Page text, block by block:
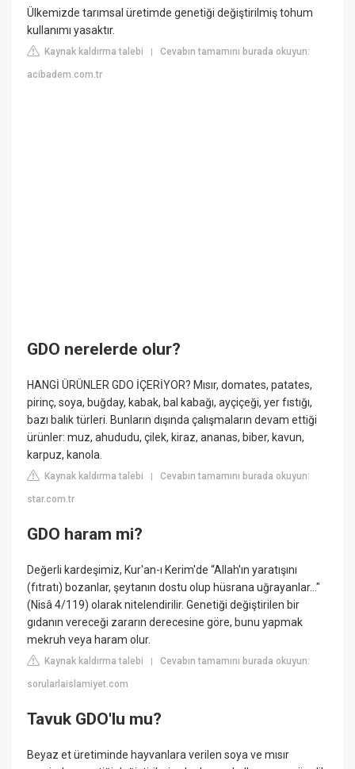
Ülkemizde tarımsal üretimde genetiği değiştirilmiş tohum
kullanımı yasaktır.
Kaynak kaldırma talebi |Cevabın tamamını burada okuyun:
acibadem.com.tr
GDO nerelerde olur?
HANGİ ÜRÜNLER GDO İÇERİYOR? Mısır, domates, patates,
pirinç, soya, buğday, kabak, bal kabağı, ayçiçeği, yer fıstığı,
bazı balık türleri. Bunların dışında çalışmaların devam ettiği
ürünler: muz, ahududu, çilek, kiraz, ananas, biber, kavun,
karpuz, kanola.
Kaynak kaldırma talebi |Cevabın tamamını burada okuyun:
star.com.tr
GDO haram mi?
Değerli kardeşimiz, Kur'an-ı Kerim'de “Allah'ın yaratışını
(fıtratı) bozanlar, şeytanın dostu olup hüsrana uğrayanlar..."
(Nisâ 4/119) olarak nitelendirilir. Genetiği değiştirilen bir
gıdanın vereceği zararın derecesine göre, bunu yapmak
mekruh veya haram olur.
Kaynak kaldırma talebi |Cevabın tamamını burada okuyun:
sorularlaislamiyet.com
Tavuk GDO'lu mu?
Beyaz et üretiminde hayvanlara verilen soya ve mısır